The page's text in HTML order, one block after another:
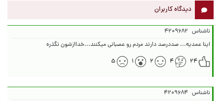
دیدگاه کاربران
ناشناس ۴۲۰۹۶۸۲
اینا عمدیه... صددرصد دارند مردم رو عصبانی میکنند...خداازشون نگذره
۲۴
۴ ۲ ۱ ۵
ناشناس ۴۲۰۹۶۸۴